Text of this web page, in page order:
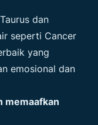
dan
seperti Cancer
yang
emosional dan
memaafkan